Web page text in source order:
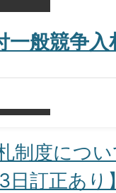
般競争入
制度につ
日訂正あり